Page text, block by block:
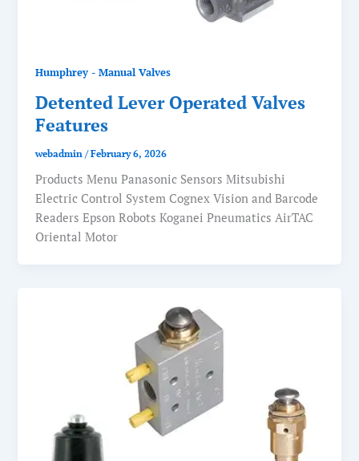
Humphrey - Manual Valves
Detented Lever Operated Valves
Features
webadmin/February 6, 2026
Products Menu Panasonic Sensors Mitsubishi
Electric Control System Cognex Vision and Barcode
Readers Epson Robots Koganei Pneumatics AirTAC
Oriental Motor